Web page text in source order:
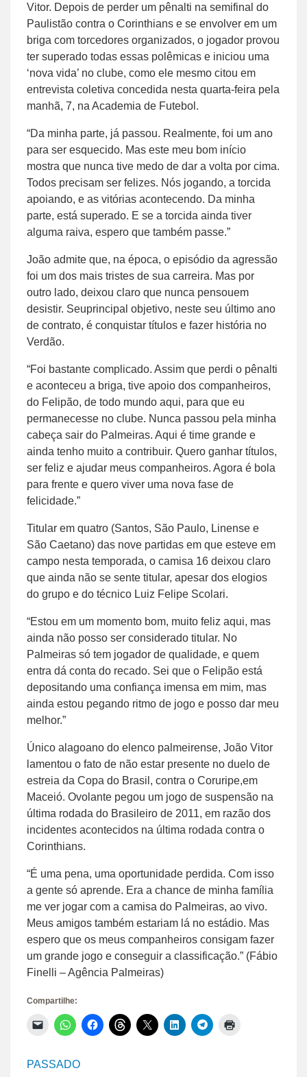
Vitor. Depois de perder um pênalti na semifinal do
Paulistão contra o Corinthians e se envolver em um
briga com torcedores organizados, o jogador provou
ter superado todas essas polêmicas e iniciou uma
‘nova vida’ no clube, como ele mesmo citou em
entrevista coletiva concedida nesta quarta-feira pela
manhã, 7, na Academia de Futebol.
“Da minha parte, já passou. Realmente, foi um ano
para ser esquecido. Mas este meu bom início
mostra que nunca tive medo de dar a volta por cima.
Todos precisam ser felizes. Nós jogando, a torcida
apoiando, e as vitórias acontecendo. Da minha
parte, está superado. E se a torcida ainda tiver
alguma raiva, espero que também passe.”
João admite que, na época, o episódio da agressão
foi um dos mais tristes de sua carreira. Mas por
outro lado, deixou claro que nunca pensouem
desistir. Seuprincipal objetivo, neste seu último ano
de contrato, é conquistar títulos e fazer história no
Verdão.
“Foi bastante complicado. Assim que perdi o pênalti
e aconteceu a briga, tive apoio dos companheiros,
do Felipão, de todo mundo aqui, para que eu
permanecesse no clube. Nunca passou pela minha
cabeça sair do Palmeiras. Aqui é time grande e
ainda tenho muito a contribuir. Quero ganhar títulos,
ser feliz e ajudar meus companheiros. Agora é bola
para frente e quero viver uma nova fase de
felicidade.”
Titular em quatro (Santos, São Paulo, Linense e
São Caetano) das nove partidas em que esteve em
campo nesta temporada, o camisa 16 deixou claro
que ainda não se sente titular, apesar dos elogios
do grupo e do técnico Luiz Felipe Scolari.
“Estou em um momento bom, muito feliz aqui, mas
ainda não posso ser considerado titular. No
Palmeiras só tem jogador de qualidade, e quem
entra dá conta do recado. Sei que o Felipão está
depositando uma confiança imensa em mim, mas
ainda estou pegando ritmo de jogo e posso dar meu
melhor.”
Único alagoano do elenco palmeirense, João Vitor
lamentou o fato de não estar presente no duelo de
estreia da Copa do Brasil, contra o Coruripe,em
Maceió. Ovolante pegou um jogo de suspensão na
última rodada do Brasileiro de 2011, em razão dos
incidentes acontecidos na última rodada contra o
Corinthians.
“É uma pena, uma oportunidade perdida. Com isso
a gente só aprende. Era a chance de minha família
me ver jogar com a camisa do Palmeiras, ao vivo.
Meus amigos também estariam lá no estádio. Mas
espero que os meus companheiros consigam fazer
um grande jogo e conseguir a classificação.” (Fábio
Finelli – Agência Palmeiras)
Compartilhe:
Clique
para
link
por
Clique
para
WhatsApp(abre
em
Clique
para
Clique
para
Clique
para
Clique
para
Clique
para
PASSADO